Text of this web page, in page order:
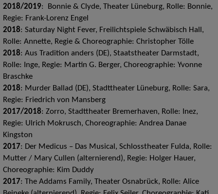
2018/2019: Bonnie & Clyde, Theater Lüneburg, Rolle: Bonnie,
Regie: Frank-Lorenz Engel
2018: Saturday Night Fever, Freilichtspiele Schwäbisch Hall,
Rolle: Annette, Regie & Choreographie: Christopher Tölle
2018: Aus Tradition anders (DE), Staatstheater Darmstadt,
Rolle: Inge, Regie: Martin G. Berger, Choreographie: Yvonne
Braschke
2018: Murder Ballad (DE), Stadttheater Lüneburg, Rolle: Sara,
Regie: Friedrich von Mansberg
2017/2018: Zorro, Stadttheater Bremerhaven, Rolle: Inez,
Regie: Ulrich Mokrusch, Choreographie: Andrea Danae
Kingston
2017: Der Medicus – Das Musical, Schlosstheater Fulda, Rolle:
Mutter / Mary Cullen (alternierend), Regie: Holger Hauer,
Choreographie: Kim Duddy
2017: The Addams Family, Theater Osnabrück, Rolle: Alice